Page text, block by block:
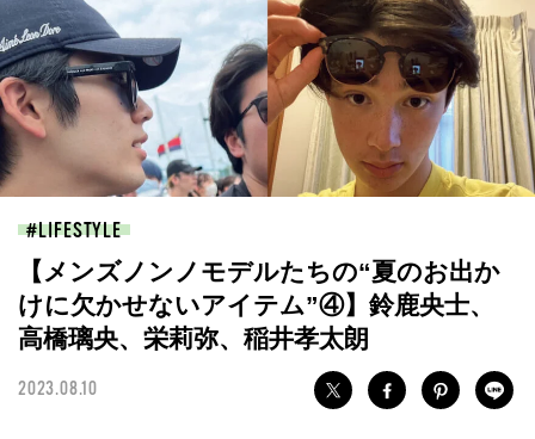
LIFESTYLE
【メンズノンノモデルたちの“夏のお出か
けに欠かせないアイテム”④】鈴鹿央士、
高橋璃央、栄莉弥、稲井孝太朗
2023.08.10